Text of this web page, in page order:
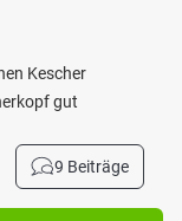
Kescher
gut
9 Beiträge